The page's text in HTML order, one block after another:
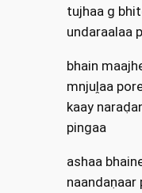
tujhaa g
undaraalaa
bhain
mnjuḽaa
kaay
pingaa
ashaa
naandaṇaar